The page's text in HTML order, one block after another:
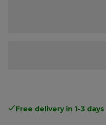
Free delivery in 1-3 days